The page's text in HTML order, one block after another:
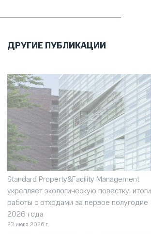
ДРУГИЕ ПУБЛИКАЦИИ
Standard Property&Facility Management
укрепляет экологическую повестку: итоги
работы с отходами за первое полугодие
2026 года
23 июля 2026 г.